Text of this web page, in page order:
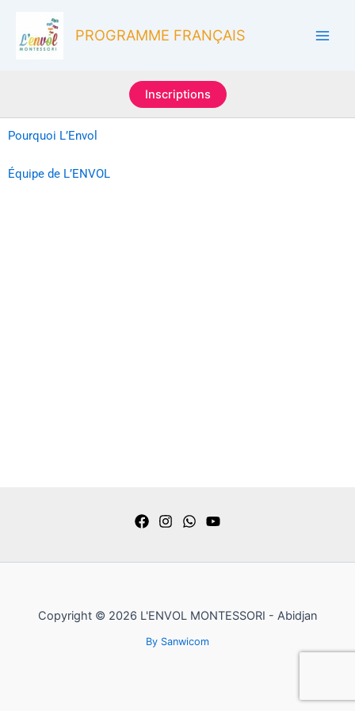
contenu
PROGRAMME FRANÇAIS
Inscriptions
Pourquoi L’Envol
Équipe de L’ENVOL
Copyright © 2026 L'ENVOL MONTESSORI - Abidjan
By Sanwicom